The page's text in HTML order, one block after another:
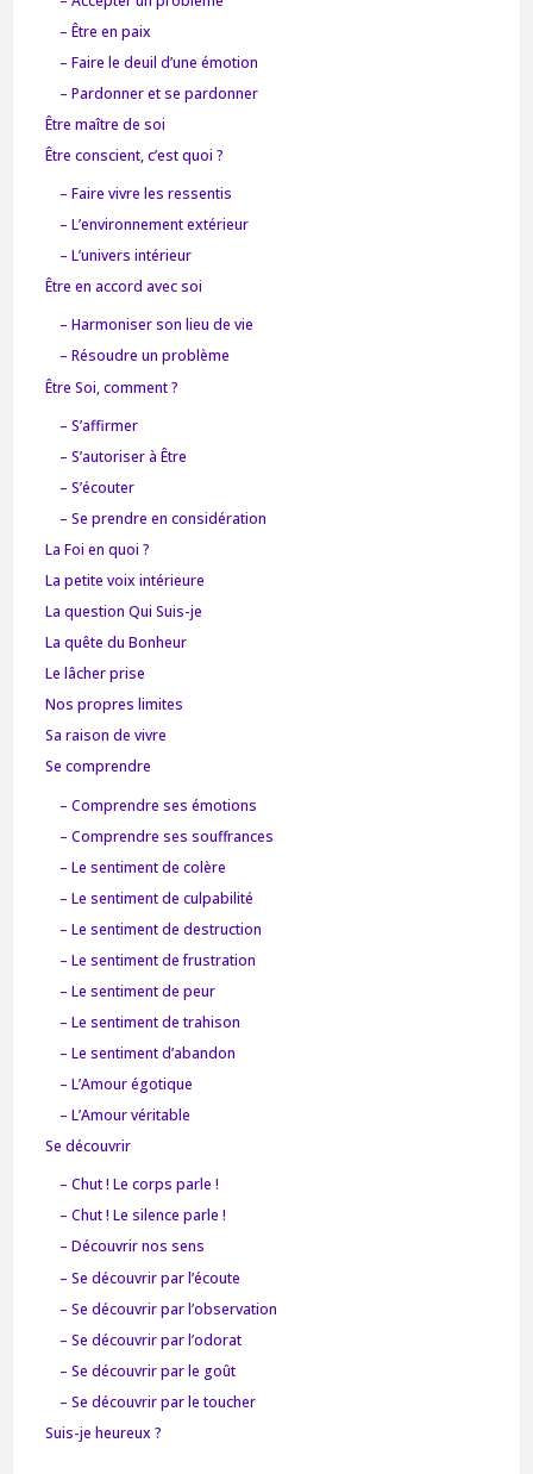
– Être en paix
– Faire le deuil d’une émotion
– Pardonner et se pardonner
Être maître de soi
Être conscient, c’est quoi ?
– Faire vivre les ressentis
– L’environnement extérieur
– L’univers intérieur
Être en accord avec soi
– Harmoniser son lieu de vie
– Résoudre un problème
Être Soi, comment ?
– S’affirmer
– S’autoriser à Être
– S’écouter
– Se prendre en considération
La Foi en quoi ?
La petite voix intérieure
La question Qui Suis-je
La quête du Bonheur
Le lâcher prise
Nos propres limites
Sa raison de vivre
Se comprendre
– Comprendre ses émotions
– Comprendre ses souffrances
– Le sentiment de colère
– Le sentiment de culpabilité
– Le sentiment de destruction
– Le sentiment de frustration
– Le sentiment de peur
– Le sentiment de trahison
– Le sentiment d’abandon
– L’Amour égotique
– L’Amour véritable
Se découvrir
– Chut ! Le corps parle !
– Chut ! Le silence parle !
– Découvrir nos sens
– Se découvrir par l’écoute
– Se découvrir par l’observation
– Se découvrir par l’odorat
– Se découvrir par le goût
– Se découvrir par le toucher
Suis-je heureux ?